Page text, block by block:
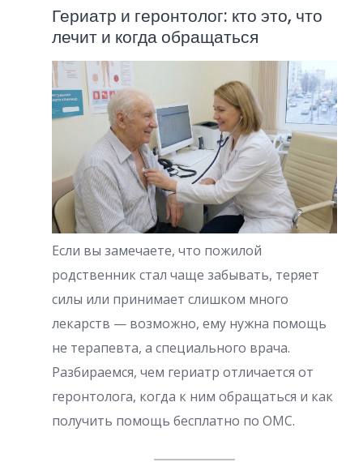
Гериатр и геронтолог: кто это, что
лечит и когда обращаться
Если вы замечаете, что пожилой
родственник стал чаще забывать, теряет
силы или принимает слишком много
лекарств — возможно, ему нужна помощь
не терапевта, а специального врача.
Разбираемся, чем гериатр отличается от
геронтолога, когда к ним обращаться и как
получить помощь бесплатно по ОМС.